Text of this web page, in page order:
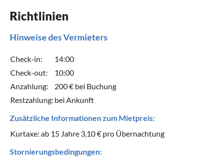
Richtlinien
Hinweise des Vermieters
Check-in:
14:00
Check-out:
10:00
Anzahlung:
200 € bei Buchung
Restzahlung: bei Ankunft
Zusätzliche Informationen zum Mietpreis:
Kurtaxe: ab 15 Jahre 3,10 € pro Übernachtung
Stornierungsbedingungen: